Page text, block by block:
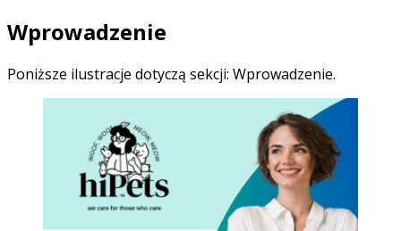
Wprowadzenie
Poniższe ilustracje dotyczą sekcji: Wprowadzenie.